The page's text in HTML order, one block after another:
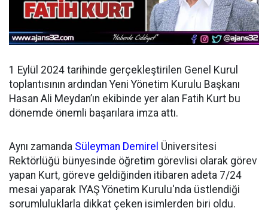
1 Eylül 2024 tarihinde gerçekleştirilen Genel Kurul
toplantısının ardından Yeni Yönetim Kurulu Başkanı
Hasan Ali Meydan’ın ekibinde yer alan Fatih Kurt bu
dönemde önemli başarılara imza attı.
Aynı zamanda Süleyman Demirel Üniversitesi
Rektörlüğü bünyesinde öğretim görevlisi olarak görev
yapan Kurt, göreve geldiğinden itibaren adeta 7/24
mesai yaparak IYAŞ Yönetim Kurulu'nda üstlendiği
sorumluluklarla dikkat çeken isimlerden biri oldu.